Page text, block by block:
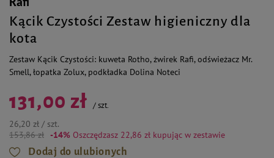
Kącik Czystości Zestaw higieniczny dla
kota
Zestaw Kącik Czystości: kuweta Rotho, żwirek Rafi, odświeżacz Mr.
Smell, łopatka Zolux, podkładka Dolina Noteci
131,00 zł /szt.
26,20 zł / szt.
153,86 zł -14% Oszczędzasz 22,86 zł kupując w zestawie
Dodaj do ulubionych